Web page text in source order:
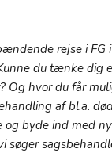
rejse i FG
du tænke dig
Og hvor du får
af bl.a.
byde ind med
søger